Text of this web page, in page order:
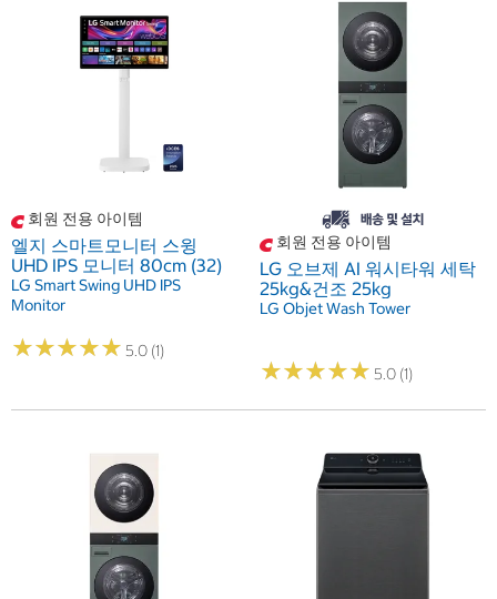
회원 전용 아이템
엘지 스마트모니터 스윙
UHD IPS 모니터 80cm (32)
LG Smart Swing UHD IPS
Monitor
★★★★★
★★★★★ 5.0 (1)
회원 전용 아이템
LG 오브제 AI 워시타워 세탁
25kg&건조 25kg
LG Objet Wash Tower
★★★★★
★★★★★ 5.0 (1)